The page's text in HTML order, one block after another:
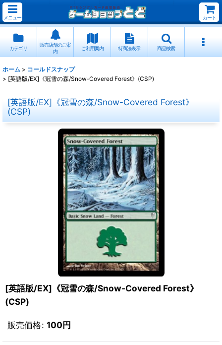
メニュー カート
カテゴリ
販売店舗のご案
内
ご利用案内 特商法表示 商品検索
ホーム > コールドスナップ
> [英語版/EX]《冠雪の森/Snow-Covered Forest》(CSP)
[英語版/EX]《冠雪の森/Snow-Covered Forest》
(CSP)
[英語版/EX]《冠雪の森/Snow-Covered Forest》
(CSP)
販売価格: 100円